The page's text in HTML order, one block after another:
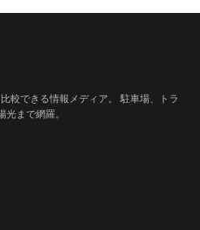
較できる情報メディア。 駐車場、トラ
まで網羅。